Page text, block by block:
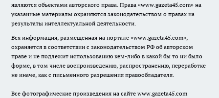
являются объектами авторского права. Права «www.gazeta45.com» на
указанные материалы охраняются законодательством о правах на
результаты интеллектуальной деятельности.
Вся информация, размещенная на портале «www.gazeta45.com»,
охраняется в соответствии с законодательством РФ об авторском
праве и не подлежит использованию кем-либо в какой бы то ни было
форме, в том числе воспроизведению, распространению, переработке
не иначе, как с письменного разрешения правообладателя.
Все фотографические произведения на сайте www.gazeta45.com